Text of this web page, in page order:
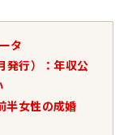
タ
発行）：年収公
半女性の成婚